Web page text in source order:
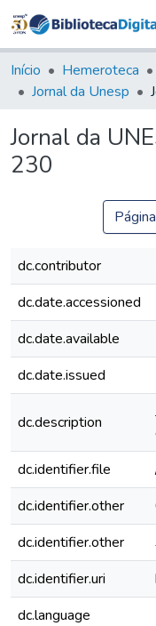
Início Hemeroteca
Jornal da Unesp
Jornal da
230
dc.contributor
dc.date.accessioned
dc.date.available
dc.date.issued
dc.description
dc.identifier.file
dc.identifier.other
dc.identifier.other
dc.identifier.uri
dc.language